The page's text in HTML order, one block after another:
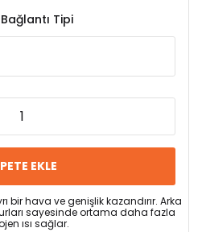
Tipi
EKLE
bir hava ve genişlik kazandırır. Arka
sayesinde ortama daha fazla
ısı sağlar.